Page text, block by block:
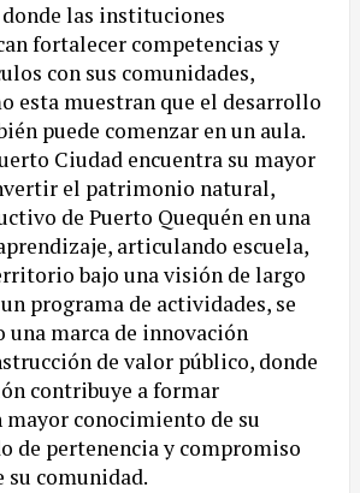
las instituciones
fortalecer competencias y
con sus comunidades,
esta muestran que el desarrollo
puede comenzar en un aula.
Ciudad encuentra su mayor
el patrimonio natural,
de Puerto Quequén en una
articulando escuela,
bajo una visión de largo
programa de actividades, se
una marca de innovación
de valor público, donde
contribuye a formar
mayor conocimiento de su
de pertenencia y compromiso
su comunidad.